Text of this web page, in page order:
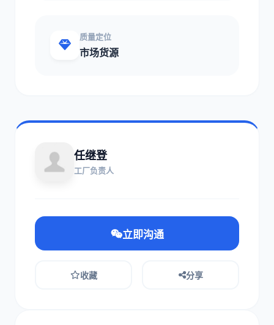
质量定位
市场货源
任继登
工厂负责人
立即沟通
收藏 分享